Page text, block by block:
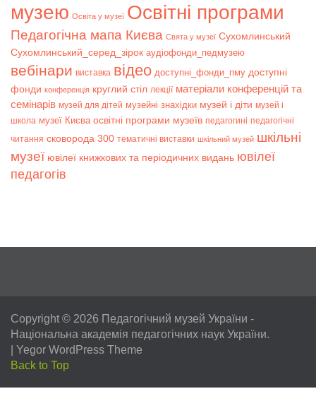
музею Освіта у музеї Освітні програми
Педагогічна мапа Києва Свята у музеї Сухомлинський
Сухомлинський_серед_зірок аудіофонди_педмузею
вебінари виставка відео доступні_фонди_пму доступні
фонди конференція круглий стіл лекції матеріали конференцій та
семінарів музей для дітей музейні знахідки музей і діти музей і
школа музеї Києва освітні програми музеїв педагогині педагогічні
читання сковорода 300 тематичні виставки шкільний музей шкільні
музеї ювілеї книжкових та періодичних видань ювілеї
педагогів
Copyright © 2026 Педагогічний музей України -
Національна академія педагогічних наук України.
Yegor WordPress Theme
Back to Top